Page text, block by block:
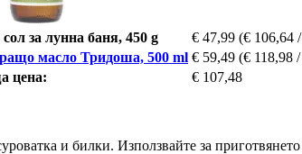
за лунна баня, 450 g € 47,99 (€ 106,64
масло Тридоша, 500 ml € 59,49 (€ 118,98
цена:
€ 107,48
и билки. Използвайте за